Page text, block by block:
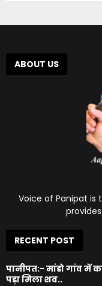
ABOUT US
Voice of Panipat is
RECENT POST
पानीपत:- मांडो गांव में
पड़ा मिला शव..